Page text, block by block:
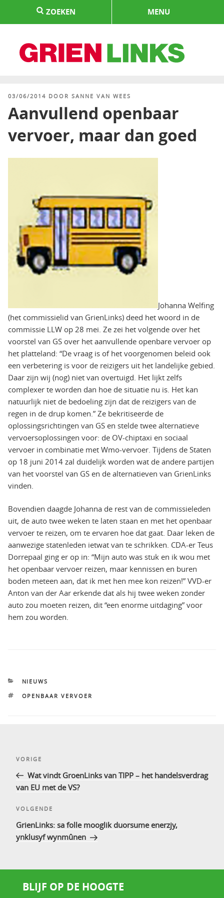
springen
ZOEKEN MENU
GEPLAATST
03/06/2014 DOOR SANNE VAN WEES
Aanvullend openbaar
vervoer, maar dan goed
Johanna Welfing
(het commissielid van GrienLinks) deed het woord in de
commissie LLW op 28 mei. Ze zei het volgende over het
voorstel van GS over het aanvullende openbare vervoer op
het platteland: “De vraag is of het voorgenomen beleid ook
een verbetering is voor de reizigers uit het landelijke gebied.
Daar zijn wij (nog) niet van overtuigd. Het lijkt zelfs
complexer te worden dan hoe de situatie nu is. Het kan
natuurlijk niet de bedoeling zijn dat de reizigers van de
regen in de drup komen.” Ze bekritiseerde de
oplossingsrichtingen van GS en stelde twee alternatieve
vervoersoplossingen voor: de OV-chiptaxi en sociaal
vervoer in combinatie met Wmo-vervoer. Tijdens de Staten
op 18 juni 2014 zal duidelijk worden wat de andere partijen
van het voorstel van GS en de alternatieven van GrienLinks
vinden.
Bovendien daagde Johanna de rest van de commissieleden
uit, de auto twee weken te laten staan en met het openbaar
vervoer te reizen, om te ervaren hoe dat gaat. Daar leken de
aanwezige statenleden ietwat van te schrikken. CDA-er Teus
Dorrepaal ging er op in: “Mijn auto was stuk en ik wou met
het openbaar vervoer reizen, maar kennissen en buren
boden meteen aan, dat ik met hen mee kon reizen!” VVD-er
Anton van der Aar erkende dat als hij twee weken zonder
auto zou moeten reizen, dit “een enorme uitdaging” voor
hem zou worden.
CATEGORIEËN
NIEUWS
TAGS
OPENBAAR VERVOER
Vorig
bericht
VORIGE
Wat vindt GroenLinks van TIPP – het handelsverdrag
van EU met de VS?
Volgend
bericht
VOLGENDE
GrienLinks: sa folle mooglik duorsume enerzjy,
ynklusyf wynmûnen
BLIJF OP DE HOOGTE